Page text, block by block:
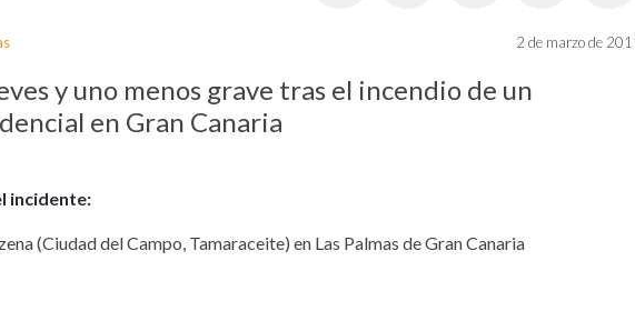
2 de marzo de
y uno menos grave tras el incendio de un
en Gran Canaria
incidente:
(Ciudad del Campo, Tamaraceite) en Las Palmas de Gran Canaria